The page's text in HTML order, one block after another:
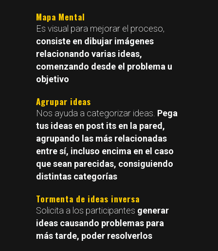
Mapa Mental
Es visual para mejorar el proceso,
consiste en dibujar imágenes
relacionando varias ideas,
comenzando desde el problema u
objetivo
Agrupar ideas
Nos ayuda a categorizar ideas. Pega
tus ideas en post its en la pared,
agrupando las más relacionadas
entre sí, incluso encima en el caso
que sean parecidas, consiguiendo
distintas categorías
Tormenta de ideas inversa
Solicita a los participantes generar
ideas causando problemas para
más tarde, poder resolverlos